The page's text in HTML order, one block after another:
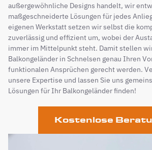
außergewöhnliche Designs handelt, wir
maßgeschneiderte Lösungen für jedes
eigenen Werkstatt setzen wir selbst die
zuverlässig und effizient um, wobei der
immer im Mittelpunkt steht. Damit stellen
Balkongeländer in Schnelsen genau Ihren
funktionalen Ansprüchen gerecht werden.
unsere Expertise und lassen Sie uns
Lösungen für Ihr Balkongeländer finden!
Kostenlose